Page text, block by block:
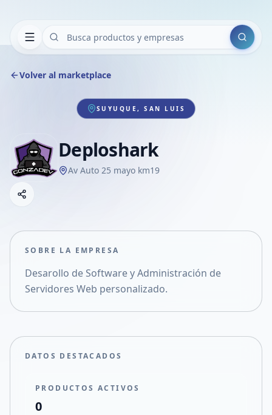
Buscar
Volver al marketplace
SUYUQUE, SAN LUIS
Deploshark
Av Auto 25 mayo km19
Compartir empresa
Compartir en X
SOBRE LA EMPRESA
Desarollo de Software y Administración de
Servidores Web personalizado.
DATOS DESTACADOS
PRODUCTOS ACTIVOS
0